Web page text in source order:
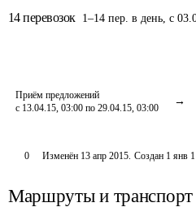
14 перевозок 1–14 пер. в день, с
Приём предложений
с 13.04.15, 03:00 по 29.04.15, 03:00
0 Изменён 13 апр 2015. Создан 1 янв 1
Маршруты и транспорт